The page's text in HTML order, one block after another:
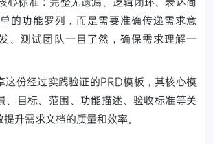
的功能罗列，而是需要准确传递需求意
、测试团队一目了然，确保需求理解一
这份经过实践验证的PRD模板，其核心模
、目标、范围、功能描述、验收标准等关
升需求文档的质量和效率。